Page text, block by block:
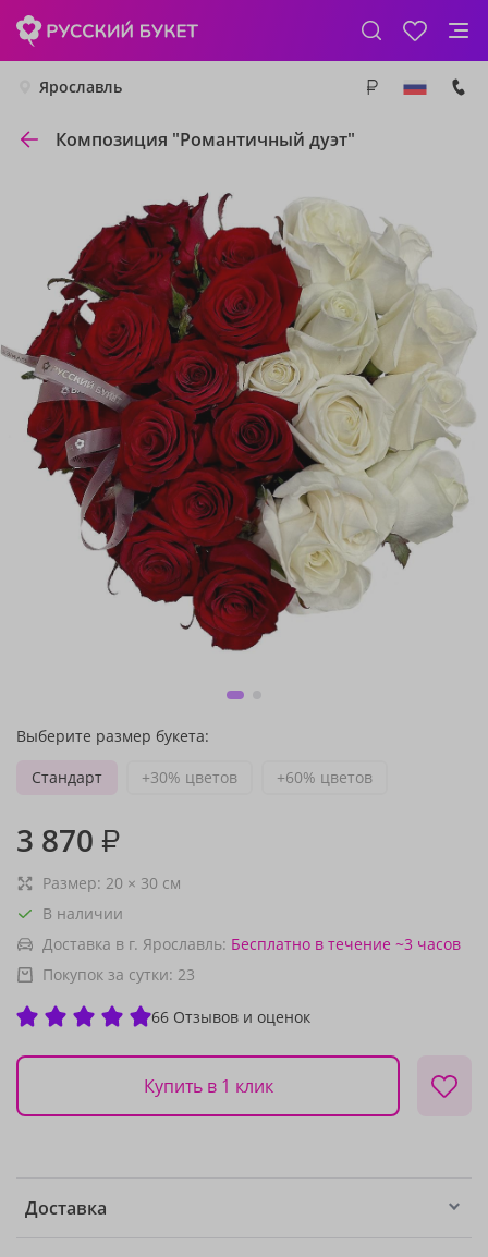
Ярославль
Композиция "Романтичный дуэт"
Выберите размер букета:
Стандарт
+30% цветов +60% цветов
3 870 ₽
Размер: 20 × 30 см
В наличии
Доставка в г. Ярославль: Бесплатно в течение ~3 часов
Покупок за сутки: 23
66 Отзывов и оценок
Купить в 1 клик
Доставка